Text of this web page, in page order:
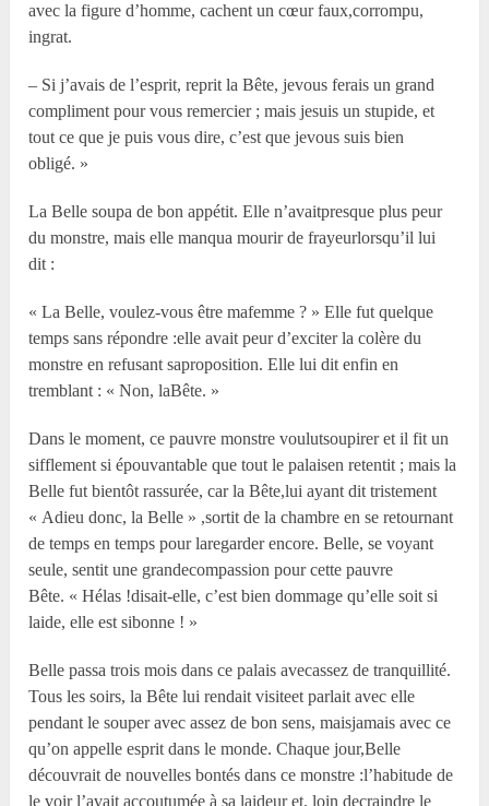
avec la figure d’homme, cachent un cœur faux,corrompu,
ingrat.
– Si j’avais de l’esprit, reprit la Bête, jevous ferais un grand
compliment pour vous remercier ; mais jesuis un stupide, et
tout ce que je puis vous dire, c’est que jevous suis bien
obligé. »
La Belle soupa de bon appétit. Elle n’avaitpresque plus peur
du monstre, mais elle manqua mourir de frayeurlorsqu’il lui
dit :
« La Belle, voulez-vous être mafemme ? » Elle fut quelque
temps sans répondre :elle avait peur d’exciter la colère du
monstre en refusant saproposition. Elle lui dit enfin en
tremblant : « Non, laBête. »
Dans le moment, ce pauvre monstre voulutsoupirer et il fit un
sifflement si épouvantable que tout le palaisen retentit ; mais la
Belle fut bientôt rassurée, car la Bête,lui ayant dit tristement
« Adieu donc, la Belle » ,sortit de la chambre en se retournant
de temps en temps pour laregarder encore. Belle, se voyant
seule, sentit une grandecompassion pour cette pauvre
Bête. « Hélas !disait-elle, c’est bien dommage qu’elle soit si
laide, elle est sibonne ! »
Belle passa trois mois dans ce palais avecassez de tranquillité.
Tous les soirs, la Bête lui rendait visiteet parlait avec elle
pendant le souper avec assez de bon sens, maisjamais avec ce
qu’on appelle esprit dans le monde. Chaque jour,Belle
découvrait de nouvelles bontés dans ce monstre :l’habitude de
le voir l’avait accoutumée à sa laideur et, loin decraindre le